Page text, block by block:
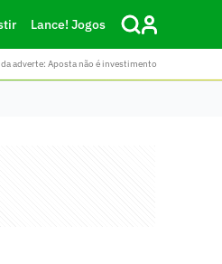
Lance! Jogos
adverte: Aposta não é investimento